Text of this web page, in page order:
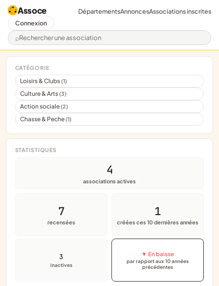
Assoce
Rechercher une association
DépartementsAnnoncesAssociations inscrites
Connexion
CATÉGORIE
Loisirs & Clubs(1)
Culture & Arts(3)
Action sociale(2)
Chasse & Peche(1)
STATISTIQUES
4
associations actives
7
recensées
1
créées ces 10 dernières années
3
inactives
▼ En baisse
par rapport aux 10 années
précédentes